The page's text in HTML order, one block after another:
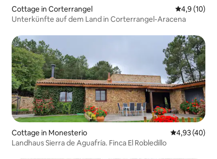
Cottage in Corterrangel
4,9 (10)
Unterkünfte auf dem Land in Corterrangel-Aracena
Cottage in Monesterio
4,93 (40)
Landhaus Sierra de Aguafría. Finca El Robledillo